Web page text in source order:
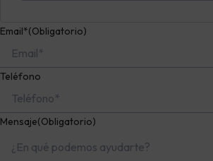
Email*(Obligatorio)
Teléfono
Mensaje(Obligatorio)